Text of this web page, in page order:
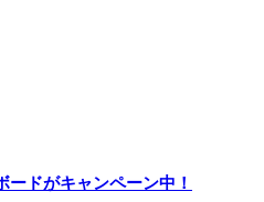
ドがキャンペーン中！